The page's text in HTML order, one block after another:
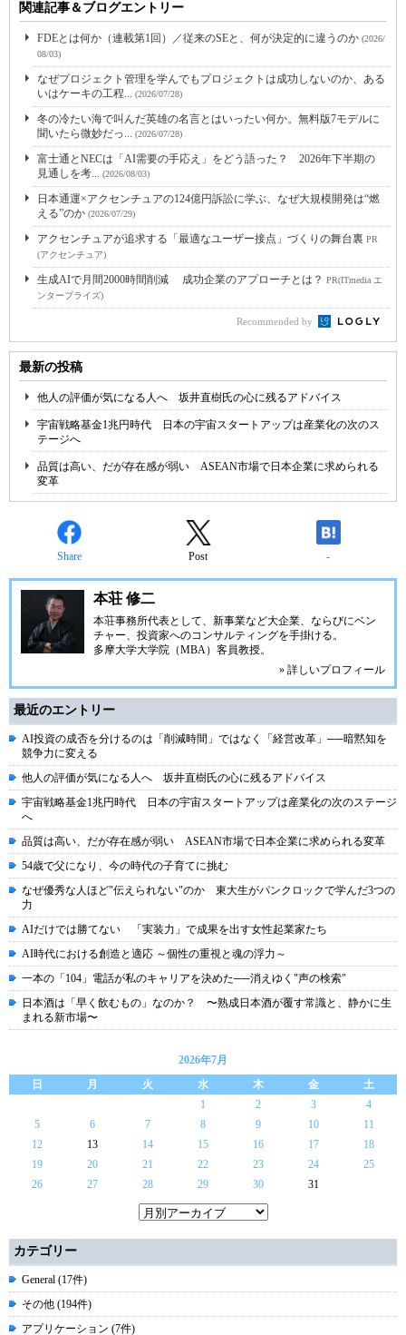
関連記事＆ブログエントリー
FDEとは何か（連載第1回）／従来のSEと、何が決定的に違うのか (2026/
08/03)
なぜプロジェクト管理を学んでもプロジェクトは成功しないのか、ある
いはケーキの工程... (2026/07/28)
冬の冷たい海で叫んだ英雄の名言とはいったい何か。無料版7モデルに
聞いたら微妙だっ... (2026/07/28)
富士通とNECは「AI需要の手応え」をどう語った？ 2026年下半期の
見通しを考... (2026/08/03)
日本通運×アクセンチュアの124億円訴訟に学ぶ、なぜ大規模開発は“燃
える”のか (2026/07/29)
アクセンチュアが追求する「最適なユーザー接点」づくりの舞台裏 PR
(アクセンチュア)
生成AIで月間2000時間削減 成功企業のアプローチとは？ PR(ITmedia エ
ンタープライズ)
Recommended by
最新の投稿
他人の評価が気になる人へ 坂井直樹氏の心に残るアドバイス
宇宙戦略基金1兆円時代 日本の宇宙スタートアップは産業化の次のス
テージへ
品質は高い、だが存在感が弱い ASEAN市場で日本企業に求められる
変革
Share Post -
本荘 修二
本荘事務所代表として、新事業など大企業、ならびにベン
チャー、投資家へのコンサルティングを手掛ける。
多摩大学大学院（MBA）客員教授。
» 詳しいプロフィール
最近のエントリー
AI投資の成否を分けるのは「削減時間」ではなく「経営改革」──暗黙知を
競争力に変える
他人の評価が気になる人へ 坂井直樹氏の心に残るアドバイス
宇宙戦略基金1兆円時代 日本の宇宙スタートアップは産業化の次のステージ
へ
品質は高い、だが存在感が弱い ASEAN市場で日本企業に求められる変革
54歳で父になり、今の時代の子育てに挑む
なぜ優秀な人ほど"伝えられない"のか 東大生がパンクロックで学んだ3つの
力
AIだけでは勝てない 「実装力」で成果を出す女性起業家たち
AI時代における創造と適応 ～個性の重視と魂の浮力～
一本の「104」電話が私のキャリアを決めた──消えゆく"声の検索"
日本酒は「早く飲むもの」なのか？ 〜熟成日本酒が覆す常識と、静かに生
まれる新市場〜
2026年7月
日
月 火 水 木 金
土
1
2 3
4
5
6 7 8 9 10
11
12
13 14 15 16 17
18
19
20 21 22 23 24
25
26
27 28 29 30 31
カテゴリー
General (17件)
その他 (194件)
アプリケーション (7件)